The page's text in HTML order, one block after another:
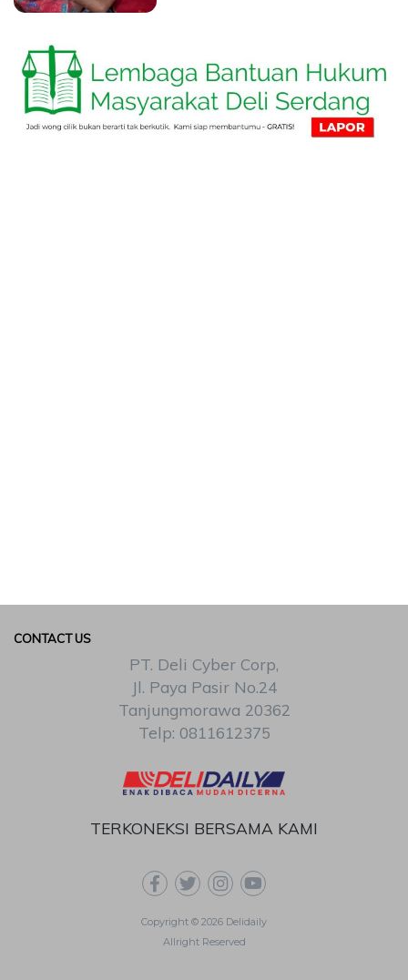
TERKONEKSI BERSAMA KAMI
Copyright © 2026 Delidaily
Allright Reserved
CONTACT US
PT. Deli Cyber Corp,
Jl. Paya Pasir No.24
Tanjungmorawa 20362
Telp: 0811612375